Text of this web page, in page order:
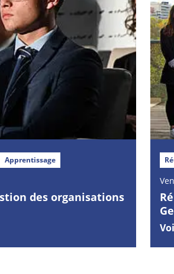
Apprentissage
des organisations